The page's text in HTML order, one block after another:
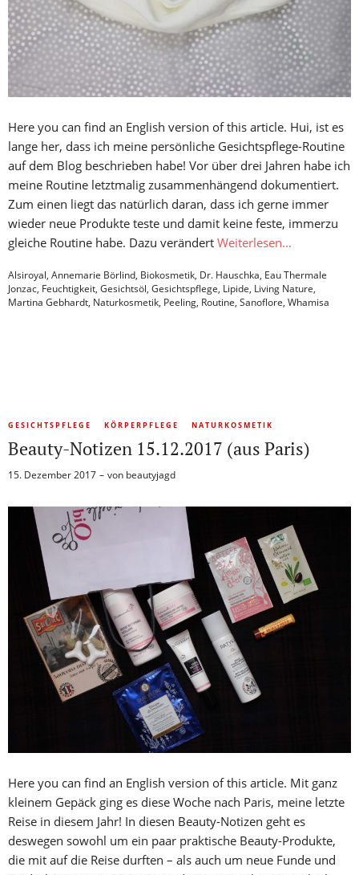
Here you can find an English version of this article. Hui, ist es
lange her, dass ich meine persönliche Gesichtspflege-Routine
auf dem Blog beschrieben habe! Vor über drei Jahren habe ich
meine Routine letztmalig zusammenhängend dokumentiert.
Zum einen liegt das natürlich daran, dass ich gerne immer
wieder neue Produkte teste und damit keine feste, immerzu
gleiche Routine habe. Dazu verändert Weiterlesen…
Alsiroyal, Annemarie Börlind, Biokosmetik, Dr. Hauschka, Eau Thermale
Jonzac, Feuchtigkeit, Gesichtsöl, Gesichtspflege, Lipide, Living Nature,
Martina Gebhardt, Naturkosmetik, Peeling, Routine, Sanoflore, Whamisa
GESICHTSPFLEGE KÖRPERPFLEGE NATURKOSMETIK
Beauty-Notizen 15.12.2017 (aus Paris)
15. Dezember 2017 von beautyjagd
Here you can find an English version of this article. Mit ganz
kleinem Gepäck ging es diese Woche nach Paris, meine letzte
Reise in diesem Jahr! In diesen Beauty-Notizen geht es
deswegen sowohl um ein paar praktische Beauty-Produkte,
die mit auf die Reise durften – als auch um neue Funde und